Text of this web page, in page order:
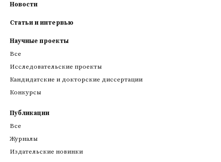
Новости
Статьи и интервью
Научные проекты
Все
Исследовательские проекты
Кандидатские и докторские диссертации
Конкурсы
Публикации
Все
Журналы
Издательские новинки